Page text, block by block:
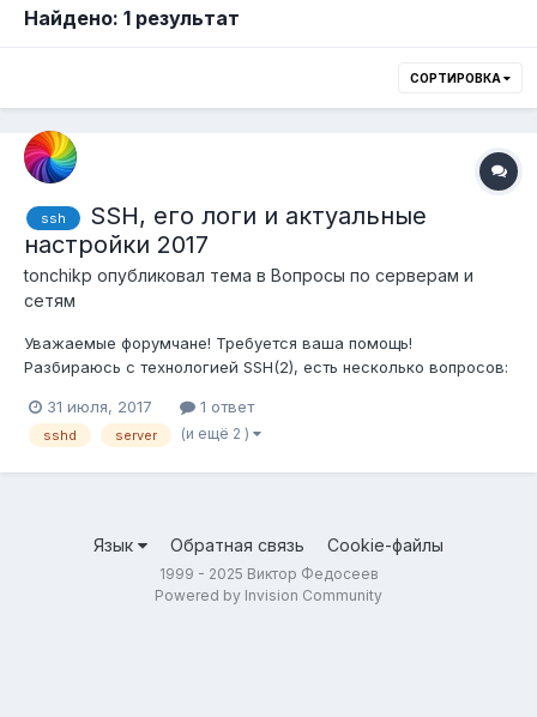
Найдено: 1 результат
СОРТИРОВКА
ssh
SSH, его логи и актуальные
настройки 2017
tonchikp опубликовал тема в Вопросы по серверам и
сетям
Уважаемые форумчане! Требуется ваша помощь!
Разбираюсь с технологией SSH(2), есть несколько вопросов:
на 2017 год? (Например слышал что уже md5 не безопасно,
может ещё что-то есть и я не знаю) Чем смотреть и изучать
31 июля, 2017 1 ответ
sshd server (и ещё 2 )
Язык Обратная связь Cookie-файлы
1999 - 2025 Виктор Федосеев
Powered by Invision Community